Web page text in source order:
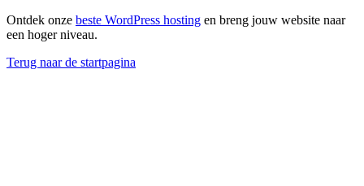
Ontdek onze beste WordPress hosting en breng jouw website naar
een hoger niveau.
Terug naar de startpagina